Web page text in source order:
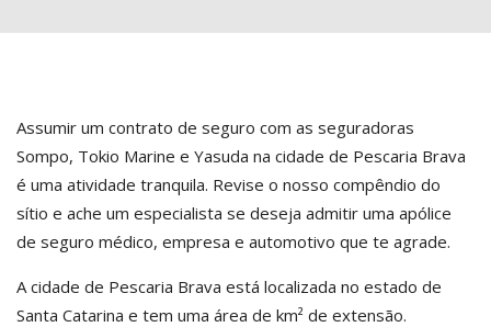
Assumir um contrato de seguro com as seguradoras
Sompo, Tokio Marine e Yasuda na cidade de Pescaria Brava
é uma atividade tranquila. Revise o nosso compêndio do
sítio e ache um especialista se deseja admitir uma apólice
de seguro médico, empresa e automotivo que te agrade.
A cidade de Pescaria Brava está localizada no estado de
Santa Catarina e tem uma área de km² de extensão.